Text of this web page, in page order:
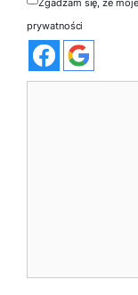
Zgadzam się, że
prywatności